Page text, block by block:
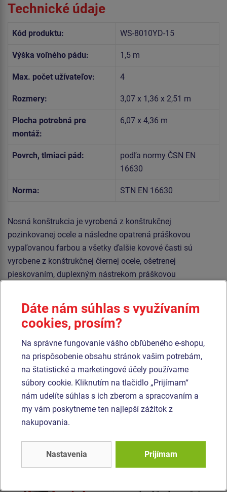
Technické údaje
Kód produktu: WS-8010YD-15
Výška voľného pádu: 1,5 m
Max. počet užívateľov: 4
Rozmery: 3,07 x 1,36 x 2,51 m
Plocha potrebná pre
montáž:
6,07 x 4,36 m
Povrch, tlmiaci pád:
podľa normy ČSN EN
16630
Norma: STN EN 16630
Nosná konštrukcia je vyrobená z konštrukčnej
pozinkovanej ocele a následne opatrená práškovou
vypaľovanou farbou a všetky ďalšie kovové časti sú
vyrobene z konštrukčnej čiernej ocele, ošetrenej
pieskovaním, duplexným nástrekom práškovou
vyrobené z vysoko kvalitného plastu HDPE (celoprefarbený
polyetylén s vysokou hustotou, ktorýsa vyznačuje vysokou
farebnou stálosťou, odolnou proti UV žiareniu a hlavne
bezpečnosťou, pretože je nelámavý a nehrozí tak žiadne
nebezpečné zranenie ostrými úlomkami). Všetok spojovací
materiál je pozinkovaný alebo nerezový.
Podobnýtovar
Street workoutová
Street workoutová
Dáte nám súhlas s využívaním
cookies, prosím?
Na správne fungovanie vášho obľúbeného e-shopu,
na prispôsobenie obsahu stránok vašim potrebám,
na štatistické a marketingové účely používame
súbory cookie. Kliknutím na tlačidlo „Prijímam“
nám udelíte súhlas s ich zberom a spracovaním a
my vám poskytneme ten najlepší zážitok z
nakupovania.
Nastavenia Prijímam